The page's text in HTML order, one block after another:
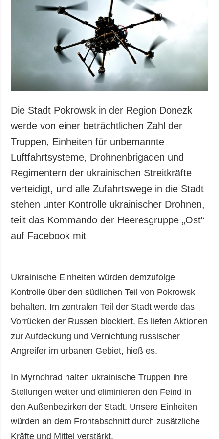
Die Stadt Pokrowsk in der Region Donezk
werde von einer beträchtlichen Zahl der
Truppen, Einheiten für unbemannte
Luftfahrtsysteme, Drohnenbrigaden und
Regimentern der ukrainischen Streitkräfte
verteidigt, und alle Zufahrtswege in die Stadt
stehen unter Kontrolle ukrainischer Drohnen,
teilt das Kommando der Heeresgruppe „Ost“
auf Facebook mit
Ukrainische Einheiten würden demzufolge
Kontrolle über den südlichen Teil von Pokrowsk
behalten. Im zentralen Teil der Stadt werde das
Vorrücken der Russen blockiert. Es liefen Aktionen
zur Aufdeckung und Vernichtung russischer
Angreifer im urbanen Gebiet, hieß es.
In Myrnohrad halten ukrainische Truppen ihre
Stellungen weiter und eliminieren den Feind in
den Außenbezirken der Stadt. Unsere Einheiten
würden an dem Frontabschnitt durch zusätzliche
Kräfte und Mittel verstärkt.